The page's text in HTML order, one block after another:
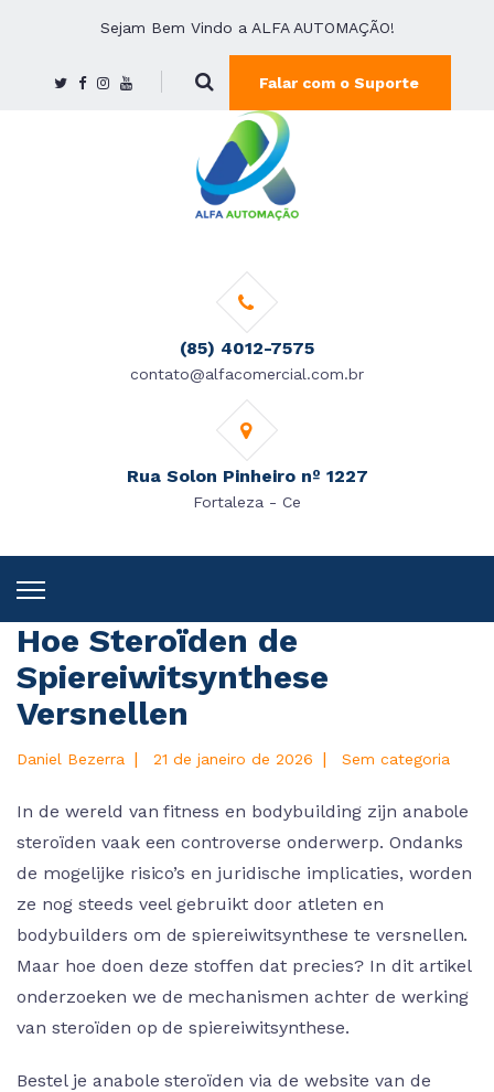
Sejam Bem Vindo a ALFA AUTOMAÇÃO!
Falar com o Suporte
(85) 4012-7575
contato@alfacomercial.com.br
Rua Solon Pinheiro nº 1227
Fortaleza - Ce
Hoe Steroïden de
Spiereiwitsynthese
Versnellen
Daniel Bezerra | 21 de janeiro de 2026 | Sem categoria
In de wereld van fitness en bodybuilding zijn anabole
steroïden vaak een controverse onderwerp. Ondanks
de mogelijke risico’s en juridische implicaties, worden
ze nog steeds veel gebruikt door atleten en
bodybuilders om de spiereiwitsynthese te versnellen.
Maar hoe doen deze stoffen dat precies? In dit artikel
onderzoeken we de mechanismen achter de werking
van steroïden op de spiereiwitsynthese.
Bestel je anabole steroïden via de website van de